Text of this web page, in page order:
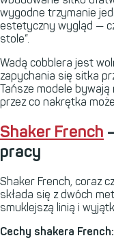
wygodne trzymanie
estetyczny wygląd —
stole”.
Wadą cobblera jest
zapychania się sitka
Tańsze modele
przez co nakrętka
Shaker French
pracy
Shaker French, coraz
składa się z dwóch
smuklejszą linią i
Cechy shakera French: